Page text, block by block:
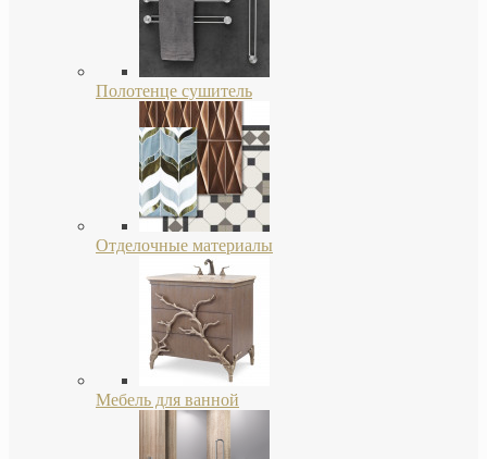
Полотенце сушитель
Отделочные материалы
Мебель для ванной